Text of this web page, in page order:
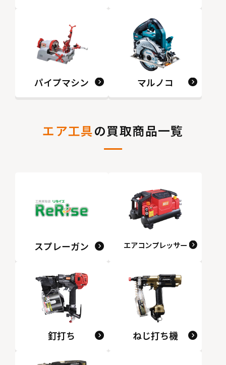
パイプマシン マルノコ
エア工具の買取商品一覧
スプレーガン エアコンプレッサー
釘打ち ねじ打ち機